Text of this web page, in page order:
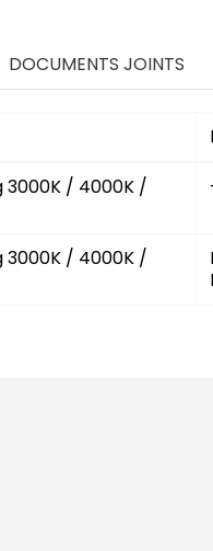
DOCUMENTS JOINTS
3000K / 4000K /
3000K / 4000K /